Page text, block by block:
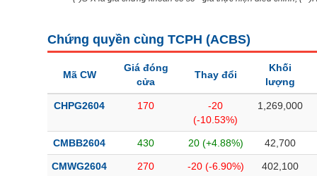
Chứng quyền cùng TCPH (ACBS)
Mã CW
Giá đóng
cửa
Thay đổi
Khối
lượng
CHPG2604 170
-20
(-10.53%)
1,269,000
CMBB2604 430 20 (+4.88%) 42,700
CMWG2604 270 -20 (-6.90%) 402,100